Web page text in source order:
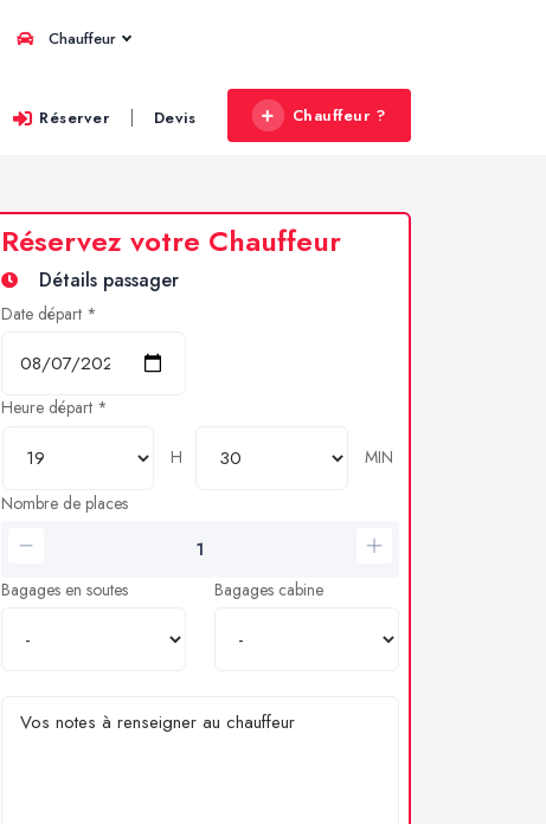
Chauffeur
Réserver | Devis Chauffeur ?
Réservez votre Chauffeur
Détails passager
Date départ *
Heure départ *
H
MIN
Nombre de places
Bagages en soutes Bagages cabine